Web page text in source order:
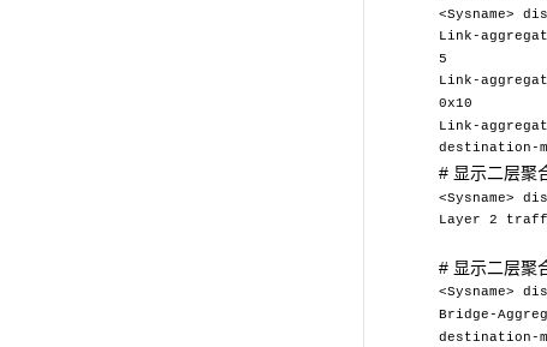
<Sysname>
Link-
5
Link-
0x10
Link-
destination-
# 显示二层聚
<Sysname>
Layer 2
# 显示二层聚
<Sysname>
Bridge-
destination-